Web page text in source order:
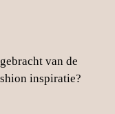
van de
inspiratie?